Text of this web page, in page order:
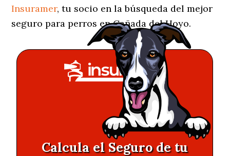
Insuramer, tu socio en la búsqueda del mejor
seguro para perros en Cañada del Hoyo.
Calcula el Seguro de tu